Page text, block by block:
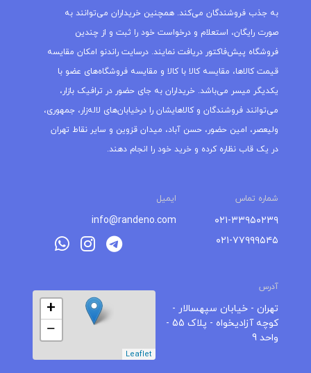
به جذب فروشندگان می‌کند. همچنین خریداران می‌توانند به
صورت رایگان، استعلام و درخواست خود را ثبت و از چندین
فروشگاه پیش‌فاکتور دریافت نمایند. درسایت راندنو امکان مقایسه
قیمت کالاها، مقایسه کالا با کالا و مقایسه فروشگاه‌های عضو با
یکدیگر میسر می‌باشد. خریداران به جای حضور در ترافیک بازار،
می‌توانند فروشندگان و کالاهایشان را درخیابان‌های لاله‌زار، جمهوری،
ولیعصر، امین حضور، حسن آباد، میدان قزوین و سایر نقاط تهران
در یک قاب نظاره کرده و خرید خود را انجام دهند.
شماره تماس ایمیل
۰۲۱-۳۳۹۵۰۲۳۹
۰۲۱-۷۷۹۹۹۵۴۵
info@randeno.com
آدرس
تهران - خیابان سپهسالار -
کوچه آزادیخواه - پلاک 55 -
واحد 9
+
−
Leaflet